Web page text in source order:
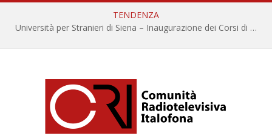
TENDENZA
Università per Stranieri di Siena – Inaugurazione dei Corsi di Lingua e Cultura Italiana, 109a annata